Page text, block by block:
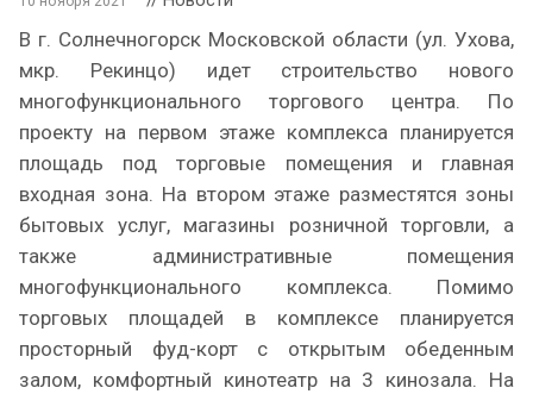
В г. Солнечногорск Московской области (ул. Ухова,
мкр. Рекинцо) идет строительство нового
многофункционального торгового центра. По
проекту на первом этаже комплекса планируется
площадь под торговые помещения и главная
входная зона. На втором этаже разместятся зоны
бытовых услуг, магазины розничной торговли, а
также административные помещения
многофункционального комплекса. Помимо
торговых площадей в комплексе планируется
просторный фуд-корт с открытым обеденным
залом, комфортный кинотеатр на 3 кинозала. На